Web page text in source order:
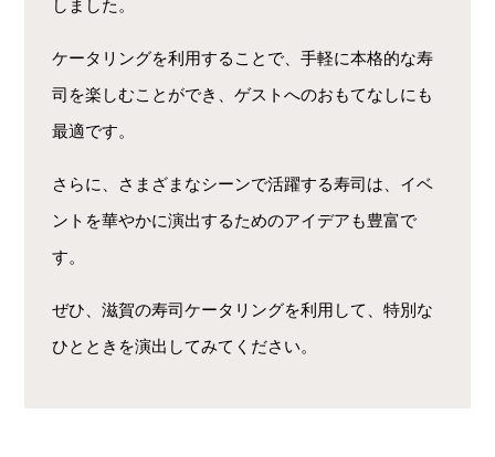
しました。
ケータリングを利用することで、手軽に本格的な寿
司を楽しむことができ、ゲストへのおもてなしにも
最適です。
さらに、さまざまなシーンで活躍する寿司は、イベ
ントを華やかに演出するためのアイデアも豊富で
す。
ぜひ、滋賀の寿司ケータリングを利用して、特別な
ひとときを演出してみてください。